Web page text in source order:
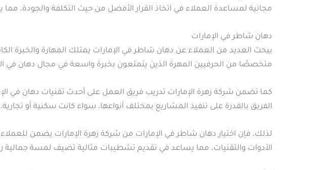
مجانية لمساعدة العملاء في اتخاذ القرار الأفضل من حيث التكلفة والجودة، مما
دهان شاطر في الإمارات
يبحث العديد من العملاء عن دهان شاطر في الإمارات يمتلك المهارة والخبرة
متخصصًا من الحرفيين المهرة الذين يتمتعون بخبرة واسعة في مجال دهان في
كما تضمن شركة زهرة الإمارات تدريب فريق العمل على أحدث تقنيات دهان في
الفريق بالقدرة على تنفيذ المشاريع بمختلف أنواعها، سواء كانت سكنية أو
لذلك، فإن اختيار دهان شاطر في الإمارات من شركة زهرة الإمارات يضمن
الأدوات والتقنيات، مما يساعد في تقديم تشطيبات مثالية تضيف لمسة جمالية